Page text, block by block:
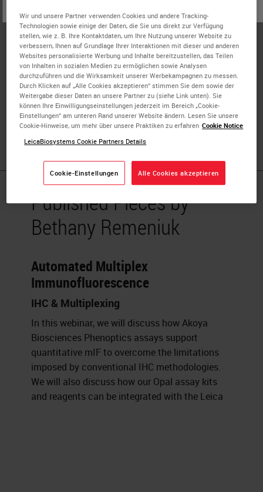
Biosciences, Inc.
Bethany Remeniuk is a Research Scientist with extensive
working knowledge and diverse skillsets in the fields of
cancer biology, medical pharmacology, and neurobiology.
Accomplished in the development, design, and execution
of both clinical and preclinical studies with successful
history of publications. Able to effectively collaborate
across different research specialties, both in academia
Published Pieces by
Bethany Remeniuk
Automated Multiplex
Immunofluorescence
IHC & Multiplexing
In this webinar, we will discuss how Akoya
Biosciences Phenoptics assays support
quantitative mIF to overcome the limitations
imposed by conventional IHC methodologies.
We will also discuss how our Opal assay kits
and reagents can be integrated with the Leica
Wir und unsere Partner verwenden Cookies und andere Tracking-
Technologien sowie einige der Daten, die Sie uns direkt zur Verfügung
stellen, wie z. B. Ihre Kontaktdaten, um Ihre Nutzung unserer Website zu
verbessern, Ihnen auf Grundlage Ihrer Interaktionen mit dieser und anderen
Websites personalisierte Werbung und Inhalte bereitzustellen, das Teilen
von Inhalten in sozialen Medien zu ermöglichen sowie Analysen
durchzuführen und die Wirksamkeit unserer Werbekampagnen zu messen.
Durch Klicken auf „Alle Cookies akzeptieren“ stimmen Sie dem sowie der
Weitergabe dieser Daten an unsere Partner zu (siehe Link unten). Sie
können Ihre Einwilligungseinstellungen jederzeit im Bereich „Cookie-
Einstellungen“ am unteren Rand unserer Website ändern. Lesen Sie unsere
Cookie-Hinweise, um mehr über unsere Praktiken zu erfahren Cookie Notice
LeicaBiosystems Cookie Partners Details
Cookie-Einstellungen Alle Cookies akzeptieren